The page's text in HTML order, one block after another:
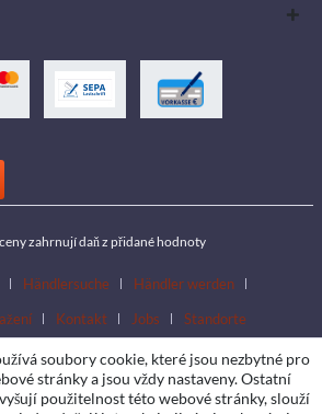
zahrnují daň z přidané hodnoty
Händlersuche
Händler werden
Kontakt Jobs Standorte
soubory cookie, které jsou nezbytné pro
stránky a jsou vždy nastaveny. Ostatní
použitelnost této webové stránky, slouží